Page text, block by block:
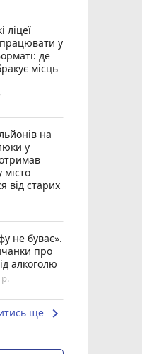
ліцеї
у
де
місць
на
у
місто
від старих
не буває».
про
алкоголю
ще keyboard_arrow_right